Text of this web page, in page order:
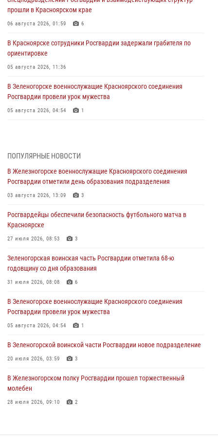
прошли в Красноярском крае
06 августа 2026, 01:59 6
В Красноярске сотрудники Росгвардии задержали грабителя по
ориентировке
05 августа 2026, 11:36
В Зеленогорске военнослужащие Красноярского соединения
Росгвардии провели урок мужества
05 августа 2026, 04:54 1
05 августа 2026, 04:52 1
В Красноярске сотрудники вневедомственной охраны Росгвардии
задержали подозреваемого в серии краж из гипермаркета
04 августа 2026, 09:57
Сотрудники Росгвардии обеспечили общественный порядок во
время проведения экстремального заплыва в Дудинке
04 августа 2026, 08:36
В Красноярске сотрудники Росгвардии задержали подозреваемого
в серии краж из супермаркета
04 августа 2026, 06:50
Военнослужащие Красноярского соединения Росгвардии
познакомили отдыхающих детей с тонкостями РХБ защиты
03 августа 2026, 13:12 2
ПОПУЛЯРНЫЕ НОВОСТИ
В Железногорске военнослужащие Красноярского соединения
Росгвардии отметили день образования подразделения
03 августа 2026, 13:09 3
Росгвардейцы обеспечили безопасность футбольного матча в
Красноярске
27 июля 2026, 08:53 3
Зеленогорская воинская часть Росгвардии отметила 68-ю
годовщину со дня образования
31 июля 2026, 08:08 6
В Зеленогорске военнослужащие Красноярского соединения
Росгвардии провели урок мужества
05 августа 2026, 04:54 1
В Зеленогорской воинской части Росгвардии новое подразделение
20 июля 2026, 03:59 3
В Железногорском полку Росгвардии прошел торжественный
молебен
28 июля 2026, 09:10 2